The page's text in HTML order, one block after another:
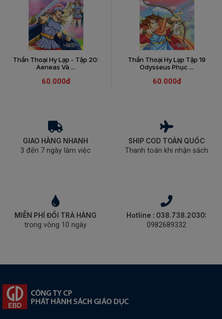
Thần Thoại Hy Lạp - Tập 20:
Aeneas Và ...
60.000đ
Thần Thoại Hy Lạp Tập 19
Odysseus Phục ...
60.000đ
GIAO HÀNG NHANH
3 đến 7 ngày làm việc
SHIP COD TOÀN QUỐC
Thanh toán khi nhận sách
MIỄN PHÍ ĐỔI TRẢ HÀNG
trong vòng 10 ngày
Hotline : 038.738.2030:
0982689332